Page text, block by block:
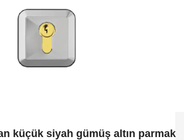
küçük siyah gümüş altın parmak